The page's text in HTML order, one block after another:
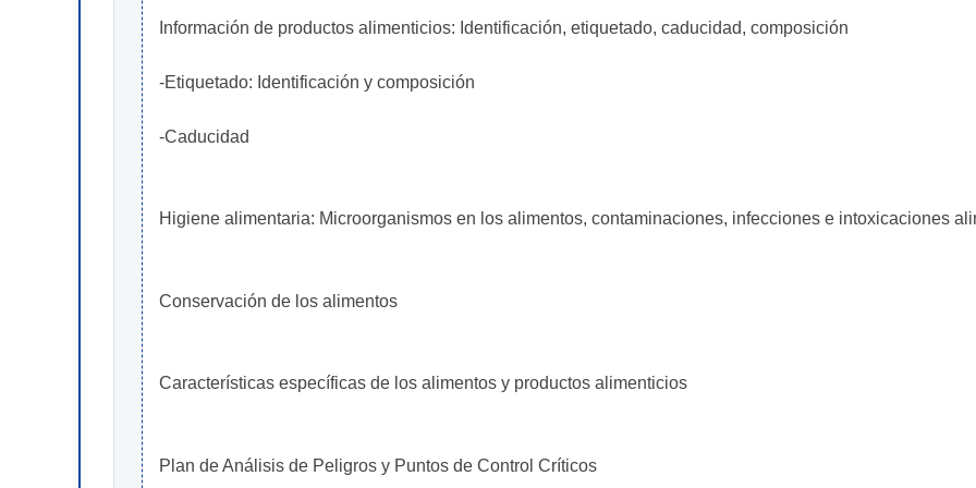
Información de productos alimenticios: Identificación, etiquetado, caducidad, composición
-Etiquetado: Identificación y composición
-Caducidad
Higiene alimentaria: Microorganismos en los alimentos, contaminaciones, infecciones e intoxicaciones
Conservación de los alimentos
Características específicas de los alimentos y productos alimenticios
Plan de Análisis de Peligros y Puntos de Control Críticos